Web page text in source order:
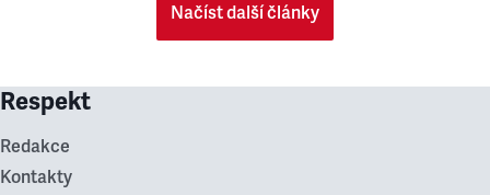
Načíst další články
Respekt
Redakce
Kontakty